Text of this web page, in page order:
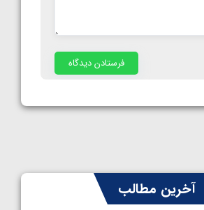
آخرین مطالب